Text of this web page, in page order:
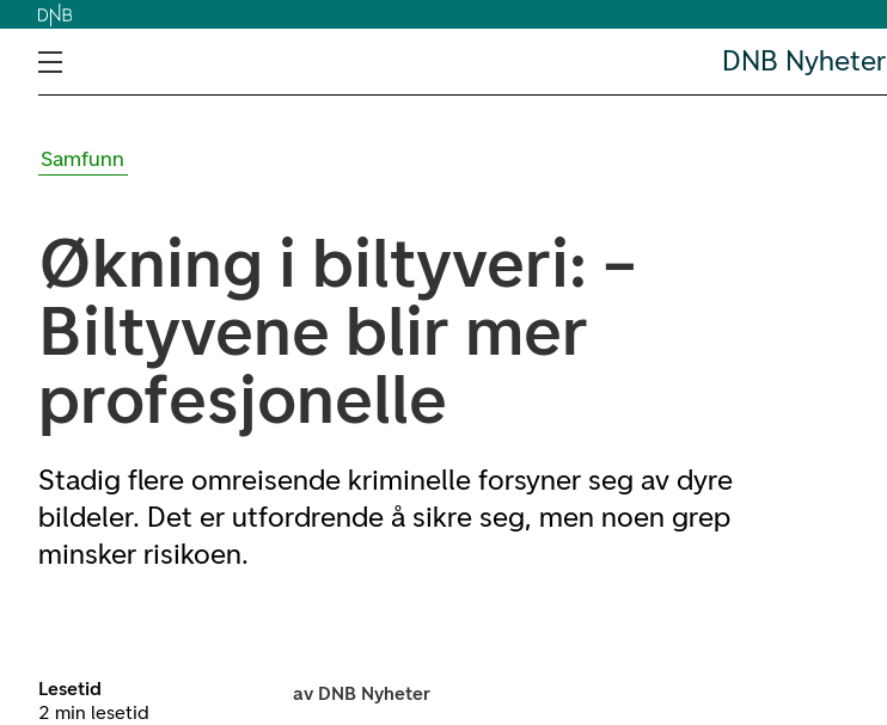
DNB Nyheter
Samfunn
Økning i biltyveri: –
Biltyvene blir mer
profesjonelle
Stadig flere omreisende kriminelle forsyner seg av dyre
bildeler. Det er utfordrende å sikre seg, men noen grep
minsker risikoen.
Lesetid
2 min lesetid
av DNB Nyheter